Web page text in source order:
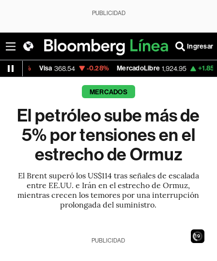
PUBLICIDAD
Ingresar
368.54 -0.28% MercadoLibre 1,924.95 +1.85% Banco
MERCADOS
El petróleo sube más de
5% por tensiones en el
estrecho de Ormuz
El Brent superó los US$114 tras señales de escalada
entre EE.UU. e Irán en el estrecho de Ormuz,
mientras crecen los temores por una interrupción
prolongada del suministro.
17
PUBLICIDAD